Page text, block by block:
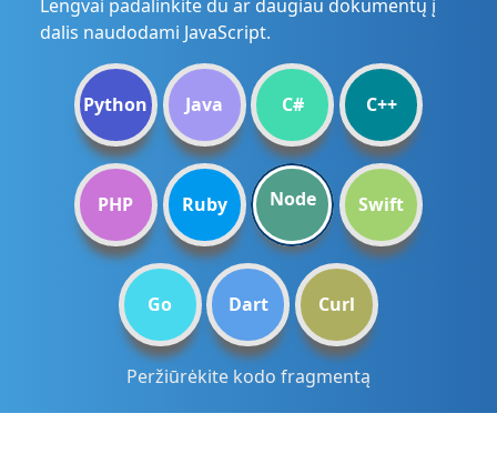
Lengvai padalinkite du ar daugiau dokumentų į
dalis naudodami JavaScript.
Python Java C# C++
PHP Ruby Node Swift
Go Dart Curl
Peržiūrėkite kodo fragmentą